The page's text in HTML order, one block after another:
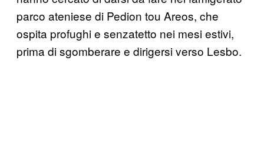
parco ateniese di Pedion tou Areos, che
ospita profughi e senzatetto nei mesi estivi,
prima di sgomberare e dirigersi verso Lesbo.